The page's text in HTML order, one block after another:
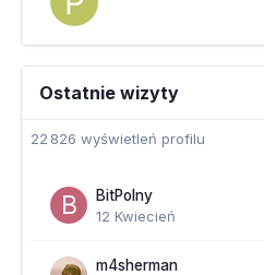
Ostatnie wizyty
22 826 wyświetleń profilu
BitPolny
12 Kwiecień
m4sherman